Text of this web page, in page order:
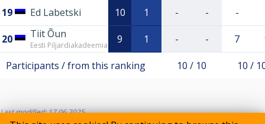
19 Ed Labetski 10 1 - - -
20 Tiit Õun
Eesti Piljardiakadeemia 9 1 - - 7
Participants / from this ranking 10 / 10 10 /
Last modified: 17.06.2025